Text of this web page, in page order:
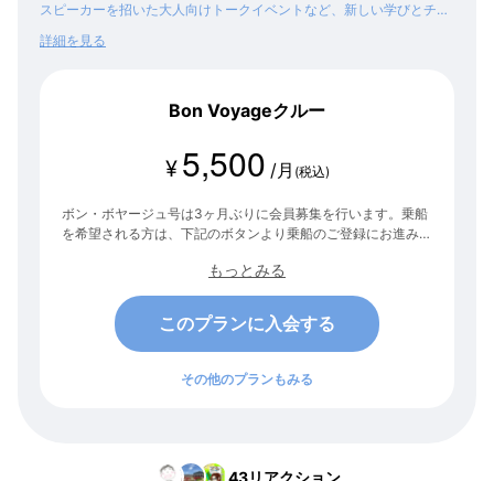
スピーカーを招いた大人向けトークイベントなど、新しい学びとチャ
レンジを得られるコンテンツをご提供します。
詳細を見る
Bon Voyageクルー
¥ 5,500 /月 (税込)
ボン・ボヤージュ号は3ヶ月ぶりに会員募集を行います。乗船
を希望される方は、下記のボタンより乗船のご登録にお進みく
もっとみる
このプランに入会する
その他のプランもみる
43リアクション